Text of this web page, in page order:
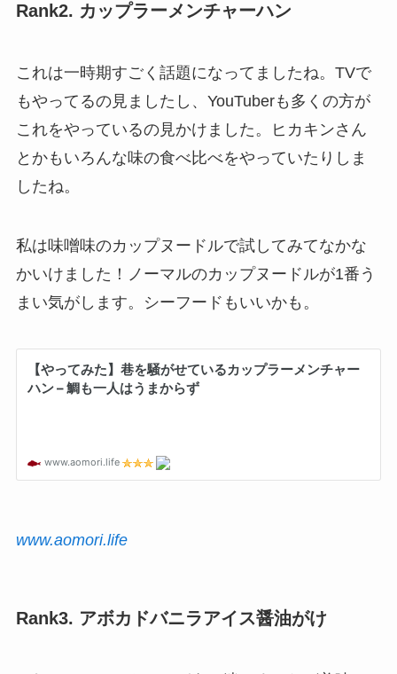
Rank2. カップラーメンチャーハン
これは一時期すごく話題になってましたね。TVで
もやってるの見ましたし、YouTuberも多くの方が
これをやっているの見かけました。ヒカキンさん
とかもいろんな味の食べ比べをやっていたりしま
したね。
私は味噌味のカップヌードルで試してみてなかな
かいけました！ノーマルのカップヌードルが1番う
まい気がします。シーフードもいいかも。
www.aomori.life
Rank3. アボカドバニラアイス醤油がけ